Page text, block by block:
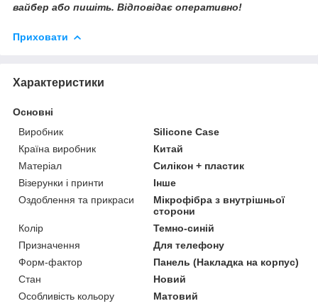
вайбер або пишіть. Відповідає оперативно!
Приховати
Характеристики
Основні
Виробник
Silicone Case
Країна виробник
Китай
Матеріал
Силікон + пластик
Візерунки і принти
Інше
Оздоблення та прикраси
Мікрофібра з внутрішньої
сторони
Колір
Темно-синій
Призначення
Для телефону
Форм-фактор
Панель (Накладка на корпус)
Стан
Новий
Особливість кольору
Матовий